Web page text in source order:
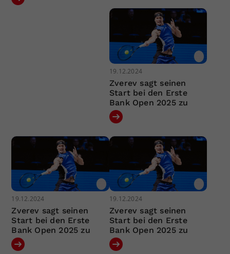
19.12.2024
Zverev sagt seinen
Start bei den Erste
Bank Open 2025 zu
19.12.2024
Zverev sagt seinen
Start bei den Erste
Bank Open 2025 zu
19.12.2024
Zverev sagt seinen
Start bei den Erste
Bank Open 2025 zu